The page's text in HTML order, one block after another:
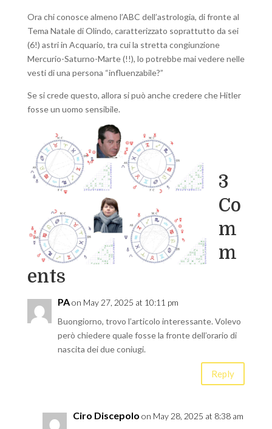
Ora chi conosce almeno l’ABC dell’astrologia, di fronte al
Tema Natale di Olindo, caratterizzato soprattutto da sei
(6!) astri in Acquario, tra cui la stretta congiunzione
Mercurio-Saturno-Marte (!!), lo potrebbe mai vedere nelle
vesti di una persona “influenzabile?”
Se si crede questo, allora si può anche credere che Hitler
fosse un uomo sensibile.
3
Co
m
m
ents
PAon May 27, 2025 at 10:11 pm
Buongiorno, trovo l’articolo interessante. Volevo
però chiedere quale fosse la fronte dell’orario di
nascita dei due coniugi.
Reply
Ciro Discepolo on May 28, 2025 at 8:38 am